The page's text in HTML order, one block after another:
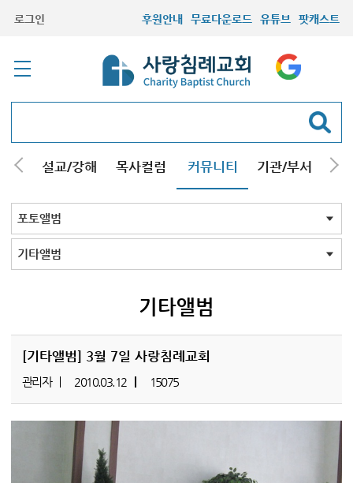
로그인 후원안내 무료다운로드 유튜브 팟캐스트
내 설교/강해 목사컬럼 커뮤니티 기관/부서 선
최근등록자료
자유게시판
교회소식
성도컬럼
새가족사진
새가족가이드
포토앨범
찬양쉼터
신앙도서
성경읽기퀴즈
기도부탁
포토앨범 전체
목회자
주일학교
중고등부
청장년부
형제모임
자매모임
가족
행사
교회모습
기타앨범
기타앨범
[기타앨범] 3월 7일 사랑침례교회
관리자 2010.03.12 15075